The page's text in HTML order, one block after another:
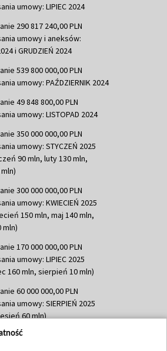
umowy: LIPIEC 2024
290 817 240,00 PLN
umowy i aneksów:
i GRUDZIEŃ 2024
539 800 000,00 PLN
umowy: PAŹDZIERNIK 2024
49 848 800,00 PLN
umowy: LISTOPAD 2024
350 000 000,00 PLN
umowy: STYCZEŃ 2025
90 mln, luty 130 mln,
300 000 000,00 PLN
umowy: KWIECIEŃ 2025
150 mln, maj 140 mln,
mln)
170 000 000,00 PLN
umowy: LIPIEC 2025
160 mln, sierpień 10 mln)
60 000 000,00 PLN
umowy: SIERPIEŃ 2025
60 mln)
635 783 051,21 PLN